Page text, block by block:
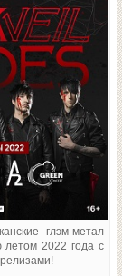
глэм-метал
летом 2022 года с